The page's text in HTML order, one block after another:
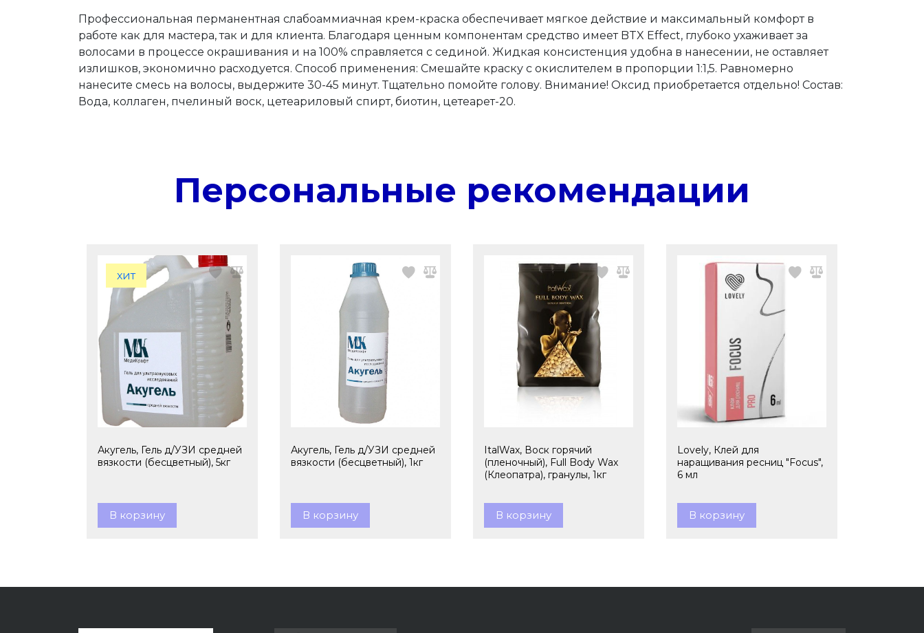
Профессиональная перманентная слабоаммиачная крем-краска обеспечивает мягкое действие и максимальный комфорт в
работе как для мастера, так и для клиента. Благодаря ценным компонентам средство имеет BTX Effect, глубоко ухаживает за
волосами в процессе окрашивания и на 100% справляется с сединой. Жидкая консистенция удобна в нанесении, не оставляет
излишков, экономично расходуется. Способ применения: Смешайте краску с окислителем в пропорции 1:1,5. Равномерно
нанесите смесь на волосы, выдержите 30-45 минут. Тщательно помойте голову. Внимание! Оксид приобретается отдельно! Состав:
Вода, коллаген, пчелиный воск, цетеариловый спирт, биотин, цетеарет-20.
Персональные рекомендации
хит
Акугель, Гель д/УЗИ средней
вязкости (бесцветный), 5кг
В корзину
Акугель, Гель д/УЗИ средней
вязкости (бесцветный), 1кг
В корзину
ItalWax, Воск горячий
(пленочный), Full Body Wax
(Клеопатра), гранулы, 1кг
В корзину
Lovely, Клей для
наращивания ресниц "Focus",
6 мл
В корзину